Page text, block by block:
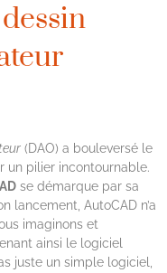
(DAO) a bouleversé le
un pilier incontournable.
se démarque par sa
lancement, AutoCAD n’a
imaginons et
ainsi le logiciel
juste un simple logiciel,